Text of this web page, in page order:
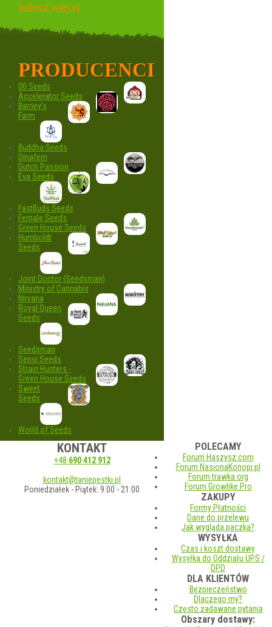
zobacz więcej
PRODUCENCI
00 Seeds
Accelerator Seeds
Barney's
Farm
Buddha Seeds
Dinafem
Dutch Passion
Eva Seeds
FastBuds Seeds
Female Seeds
Green House Seeds
Humboldt
Seeds
Joint Doctor (Seedsman)
Ministry of Cannabis
Nirvana
Royal Queen
Seeds
Seedsman
Sensi Seeds
Strain Hunters -
Green House Seeds
Sweet
Seeds
World of Seeds
KONTAKT
+48 690 412 912
kontakt@taniepestki.pl
Poniedziałek - Piątek: 9:00 - 21:00
POLECAMY
Forum Haszysz.com
Forum NasionaKonopi.pl
Forum trawka.org
Forum Growlike.Pro
ZAKUPY
Formy Płatności
Dane do przelewu
Jak wygląda paczka?
WYSYŁKA
Czas i koszt dostawy
Wysyłka do Oddziału UPS /
DPD
DLA KLIENTÓW
Bezpieczeństwo
Dlaczego my?
Często zadawane pytania
Obszary dostawy: